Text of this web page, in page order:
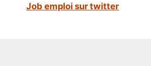
Job emploi sur twitter